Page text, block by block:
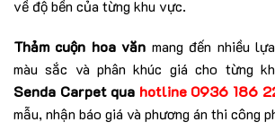
về độ bền của từng khu vực.
Thảm cuộn hoa văn mang đến nhiều
màu sắc và phân khúc giá cho từng
Senda Carpet qua hotline 0936 186
mẫu, nhận báo giá và phương án thi công